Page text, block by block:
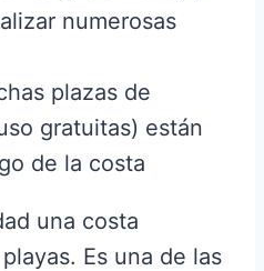
numerosas
plazas de
gratuitas) están
de la costa
una costa
Es una de las